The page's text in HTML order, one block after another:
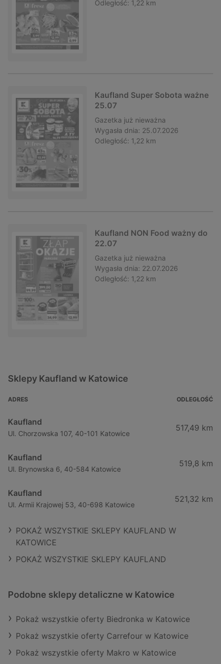
Odległość: 1,22 km
Kaufland Super Sobota ważne
25.07
Gazetka już nieważna
Wygasła dnia: 25.07.2026
Odległość: 1,22 km
Kaufland NON Food ważny do
22.07
Gazetka już nieważna
Wygasła dnia: 22.07.2026
Odległość: 1,22 km
Sklepy Kaufland w Katowice
ADRES ODLEGŁOŚĆ
Kaufland
Ul. Chorzowska 107, 40-101 Katowice
517,49 km
Kaufland
Ul. Brynowska 6, 40-584 Katowice
519,8 km
Kaufland
Ul. Armii Krajowej 53, 40-698 Katowice
521,32 km
POKAŻ WSZYSTKIE SKLEPY KAUFLAND W
KATOWICE
POKAŻ WSZYSTKIE SKLEPY KAUFLAND
Podobne sklepy detaliczne w Katowice
Pokaż wszystkie oferty Biedronka w Katowice
Pokaż wszystkie oferty Carrefour w Katowice
Pokaż wszystkie oferty Makro w Katowice